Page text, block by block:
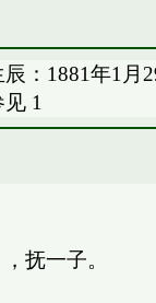
：1881年1月
见 1
抚一子。